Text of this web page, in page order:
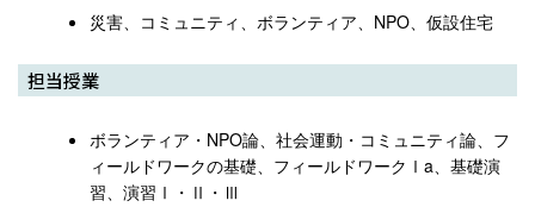
災害、コミュニティ、ボランティア、NPO、仮設住宅
担当授業
ボランティア・NPO論、社会運動・コミュニティ論、フ
ィールドワークの基礎、フィールドワークⅠa、基礎演
習、演習Ⅰ・Ⅱ・Ⅲ